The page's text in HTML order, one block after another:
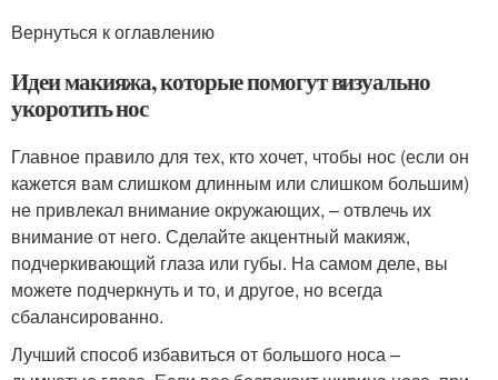
Вернуться к оглавлению
Идеи макияжа, которые помогут визуально
укоротить нос
Главное правило для тех, кто хочет, чтобы нос (если он
кажется вам слишком длинным или слишком большим)
не привлекал внимание окружающих, – отвлечь их
внимание от него. Сделайте акцентный макияж,
подчеркивающий глаза или губы. На самом деле, вы
можете подчеркнуть и то, и другое, но всегда
сбалансированно.
Лучший способ избавиться от большого носа –